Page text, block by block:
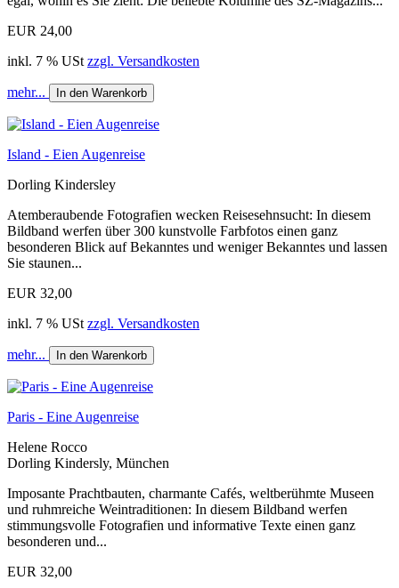
EUR 24,00
inkl. 7 % USt zzgl. Versandkosten
mehr... In den Warenkorb
Island - Eien Augenreise
Dorling Kindersley
Atemberaubende Fotografien wecken Reisesehnsucht: In diesem
Bildband werfen über 300 kunstvolle Farbfotos einen ganz
besonderen Blick auf Bekanntes und weniger Bekanntes und lassen
Sie staunen...
EUR 32,00
inkl. 7 % USt zzgl. Versandkosten
mehr... In den Warenkorb
Paris - Eine Augenreise
Helene Rocco
Dorling Kindersly, München
Imposante Prachtbauten, charmante Cafés, weltberühmte Museen
und ruhmreiche Weintraditionen: In diesem Bildband werfen
stimmungsvolle Fotografien und informative Texte einen ganz
besonderen und...
EUR 32,00